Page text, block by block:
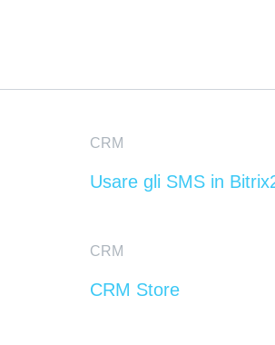
CRM
Usare gli SMS in
CRM
CRM Store